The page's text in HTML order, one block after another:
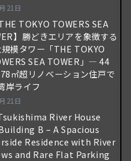
21日
THE TOKYO TOWERS SEA
】勝どきエリアを象徴する
規模タワー「THE TOKYO
SEA TOWER」― 44
㎡超リノベーション住戸で
岸ライフ
21日
River House
B – A Spacious
Residence with River
and Rare Flat Parking